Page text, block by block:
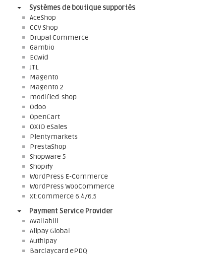
Systèmes de boutique supportés
AceShop
CCV Shop
Drupal Commerce
Gambio
Ecwid
JTL
Magento
Magento 2
modified-shop
Odoo
OpenCart
OXID eSales
Plentymarkets
PrestaShop
Shopware 5
Shopify
WordPress E-Commerce
WordPress WooCommerce
xt:Commerce 6.4/6.5
Payment Service Provider
Availabill
Alipay Global
Authipay
Barclaycard ePDQ